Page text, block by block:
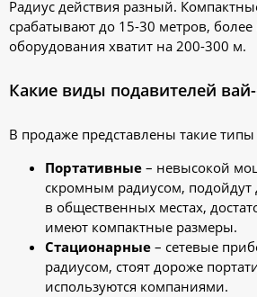
Радиус действия разный.
срабатывают до 15-30 метров,
оборудования хватит на 200-300 м.
Какие виды подавителей
В продаже представлены такие
Портативные – невысокой
скромным радиусом, подойдут
в общественных местах,
имеют компактные размеры.
Стационарные – сетевые
радиусом, стоят дороже
используются компаниями.